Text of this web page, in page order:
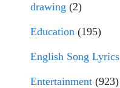
drawing (2)
Education (195)
English Song Lyrics
Entertainment (923)